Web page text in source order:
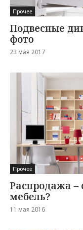
Прочее
Подвесные
фото
23 мая 2017
Прочее
Распродажа –
мебель?
11 мая 2016